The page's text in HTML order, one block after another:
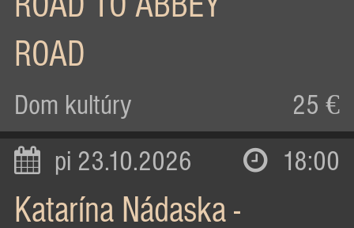
ROAD TO ABBEY
ROAD
Dom kultúry 25 €
pi 23.10.2026 18:00
Katarína Nádaska -